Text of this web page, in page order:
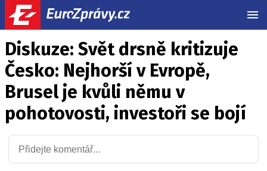
Diskuze: Svět drsně kritizuje
Česko: Nejhorší v Evropě,
Brusel je kvůli němu v
pohotovosti, investoři se bojí